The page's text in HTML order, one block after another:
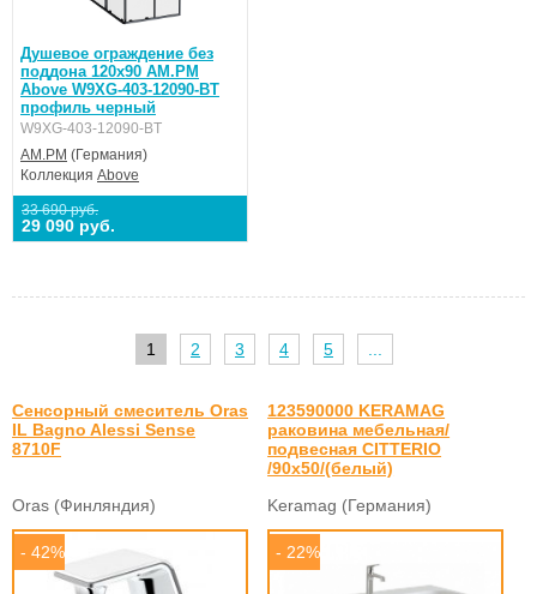
Душевое ограждение без
поддона 120x90 AM.PM
Above W9XG-403-12090-BT
профиль черный
W9XG-403-12090-BT
AM.PM (Германия)
Коллекция Above
33 690 руб.
29 090 руб.
1 2 3 4 5
Сенсорный смеситель Oras
IL Bagno Alessi Sense
8710F
Oras (Финляндия)
- 42%
123590000 KERAMAG
раковина мебельная/
подвесная CITTERIO
/90x50/(белый)
Keramag (Германия)
- 22%